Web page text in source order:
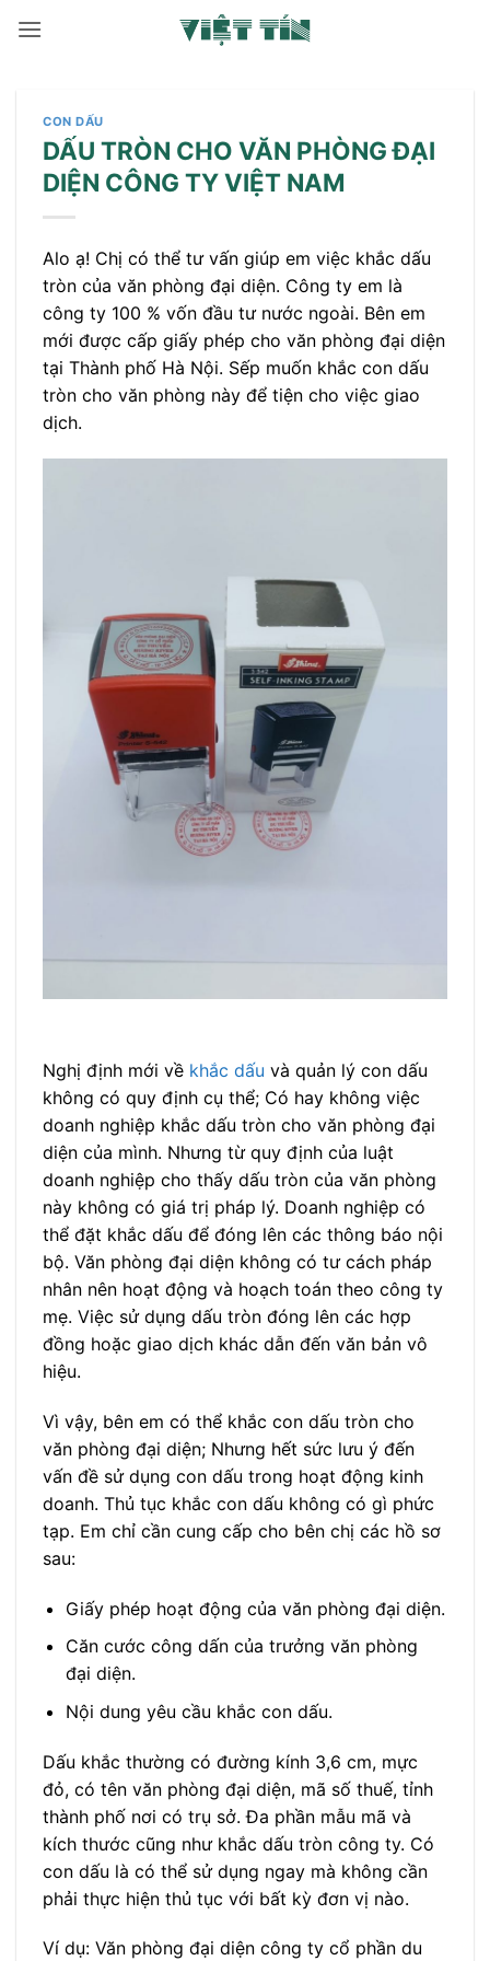
qua
CON DẤU
DẤU TRÒN CHO VĂN PHÒNG ĐẠI
DIỆN CÔNG TY VIỆT NAM
Alo ạ! Chị có thể tư vấn giúp em việc khắc dấu
tròn của văn phòng đại diện. Công ty em là
công ty 100 % vốn đầu tư nước ngoài. Bên em
mới được cấp giấy phép cho văn phòng đại diện
tại Thành phố Hà Nội. Sếp muốn khắc con dấu
tròn cho văn phòng này để tiện cho việc giao
dịch.
Nghị định mới về khắc dấu và quản lý con dấu
không có quy định cụ thể; Có hay không việc
doanh nghiệp khắc dấu tròn cho văn phòng đại
diện của mình. Nhưng từ quy định của luật
doanh nghiệp cho thấy dấu tròn của văn phòng
này không có giá trị pháp lý. Doanh nghiệp có
thể đặt khắc dấu để đóng lên các thông báo nội
bộ. Văn phòng đại diện không có tư cách pháp
nhân nên hoạt động và hoạch toán theo công ty
mẹ. Việc sử dụng dấu tròn đóng lên các hợp
đồng hoặc giao dịch khác dẫn đến văn bản vô
hiệu.
Vì vậy, bên em có thể khắc con dấu tròn cho
văn phòng đại diện; Nhưng hết sức lưu ý đến
vấn đề sử dụng con dấu trong hoạt động kinh
doanh. Thủ tục khắc con dấu không có gì phức
tạp. Em chỉ cần cung cấp cho bên chị các hồ sơ
sau:
Giấy phép hoạt động của văn phòng đại diện.
Căn cước công dấn của trưởng văn phòng
đại diện.
Nội dung yêu cầu khắc con dấu.
Dấu khắc thường có đường kính 3,6 cm, mực
đỏ, có tên văn phòng đại diện, mã số thuế, tỉnh
thành phố nơi có trụ sở. Đa phần mẫu mã và
kích thước cũng như khắc dấu tròn công ty. Có
con dấu là có thể sử dụng ngay mà không cần
phải thực hiện thủ tục với bất kỳ đơn vị nào.
Ví dụ: Văn phòng đại diện công ty cổ phần du